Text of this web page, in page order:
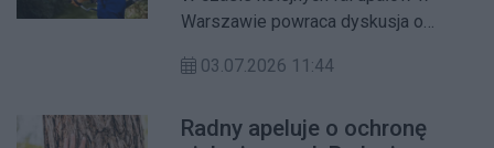
Warszawie powraca dyskusja o
Radna m.st. Warszawy Marta
której apeluje o czasowe wstrzymanie
03.07.2026 11:44
Radny apeluje o ochronę